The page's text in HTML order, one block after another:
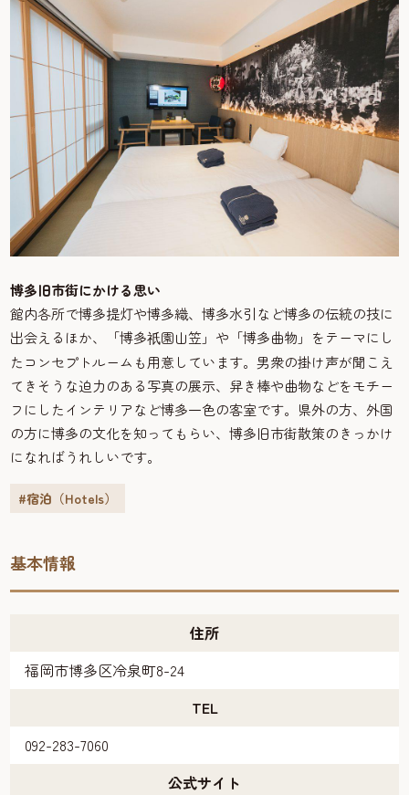
博多旧市街にかける思い
館内各所で博多提灯や博多織、博多水引など博多の伝統の技に
出会えるほか、「博多祇園山笠」や「博多曲物」をテーマにし
たコンセプトルームも用意しています。男衆の掛け声が聞こえ
てきそうな迫力のある写真の展示、舁き棒や曲物などをモチー
フにしたインテリアなど博多一色の客室です。県外の方、外国
の方に博多の文化を知ってもらい、博多旧市街散策のきっかけ
になればうれしいです。
#宿泊（Hotels）
基本情報
住所
福岡市博多区冷泉町8-24
TEL
092-283-7060
公式サイト